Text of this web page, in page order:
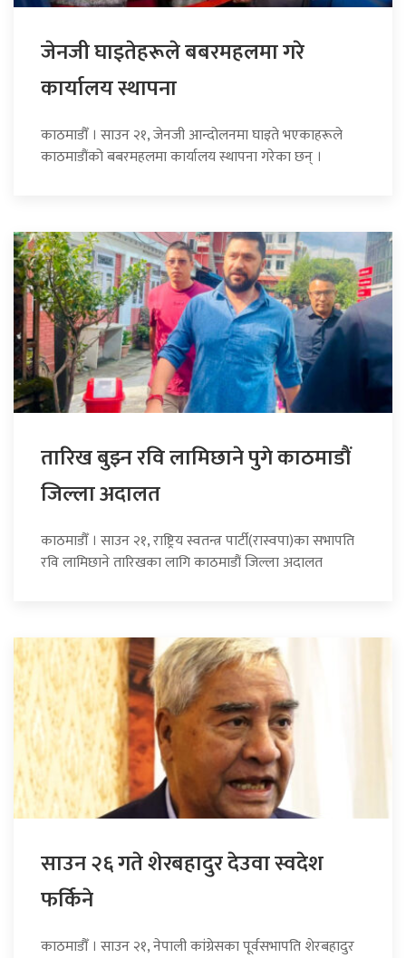
जेनजी घाइतेहरूले बबरमहलमा गरे
कार्यालय स्थापना
काठमाडौँ । साउन २१, जेनजी आन्दोलनमा घाइते भएकाहरूले
काठमाडौंको बबरमहलमा कार्यालय स्थापना गरेका छन् ।
तारिख बुझ्न रवि लामिछाने पुगे काठमाडौं
जिल्ला अदालत
काठमाडौँ । साउन २१, राष्ट्रिय स्वतन्त्र पार्टी(रास्वपा)का सभापति
रवि लामिछाने तारिखका लागि काठमाडौं जिल्ला अदालत
साउन २६ गते शेरबहादुर देउवा स्वदेश
फर्किने
काठमाडौँ । साउन २१, नेपाली कांग्रेसका पूर्वसभापति शेरबहादुर